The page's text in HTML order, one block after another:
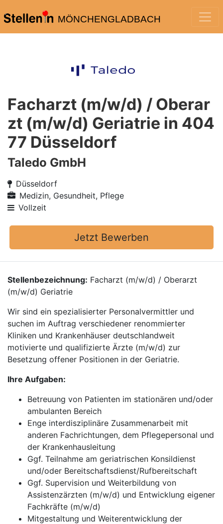
MÖNCHENGLADBACH
Facharzt (m/w/d) / Oberar
zt (m/w/d) Geriatrie in 404
77 Düsseldorf
Taledo GmbH
Düsseldorf
Medizin, Gesundheit, Pflege
Vollzeit
Jetzt Bewerben
Stellenbezeichnung: Facharzt (m/w/d) / Oberarzt
(m/w/d) Geriatrie
Wir sind ein spezialisierter Personalvermittler und
suchen im Auftrag verschiedener renommierter
Kliniken und Krankenhäuser deutschlandweit
motivierte und qualifizierte Ärzte (m/w/d) zur
Besetzung offener Positionen in der Geriatrie.
Ihre Aufgaben:
Betreuung von Patienten im stationären und/oder
ambulanten Bereich
Enge interdisziplinäre Zusammenarbeit mit
anderen Fachrichtungen, dem Pflegepersonal und
der Krankenhausleitung
Ggf. Teilnahme am geriatrischen Konsildienst
und/oder Bereitschaftsdienst/Rufbereitschaft
Ggf. Supervision und Weiterbildung von
Assistenzärzten (m/w/d) und Entwicklung eigener
Fachkräfte (m/w/d)
Mitgestaltung und Weiterentwicklung der